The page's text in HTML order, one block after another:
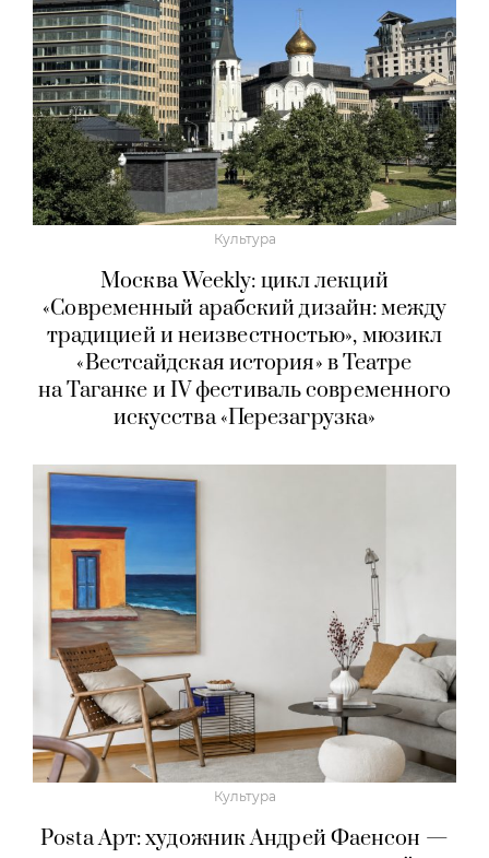
Культура
Москва Weekly: цикл лекций
«Современный арабский дизайн: между
традицией и неизвестностью», мюзикл
«Вестсайдская история» в Театре
на Таганке и IV фестиваль современного
искусства «Перезагрузка»
Культура
Posta Арт: художник Андрей Фаенсон —